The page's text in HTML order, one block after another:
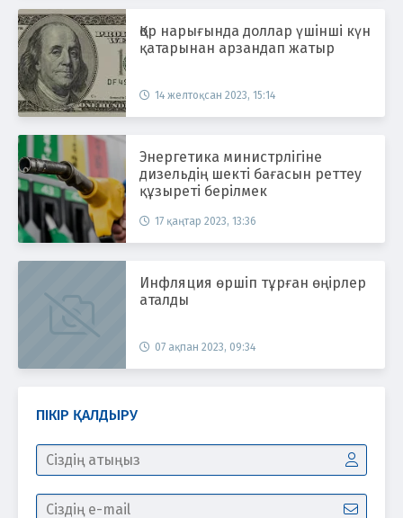
Қор нарығында доллар үшінші күн
қатарынан арзандап жатыр
14 желтоқсан 2023, 15:14
Энергетика министрлігіне
дизельдің шекті бағасын реттеу
құзыреті берілмек
17 қаңтар 2023, 13:36
Инфляция өршіп тұрған өңірлер
аталды
07 ақпан 2023, 09:34
ПІКІР ҚАЛДЫРУ